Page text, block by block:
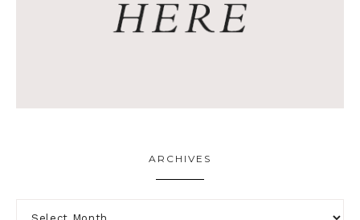
ARCHIVES